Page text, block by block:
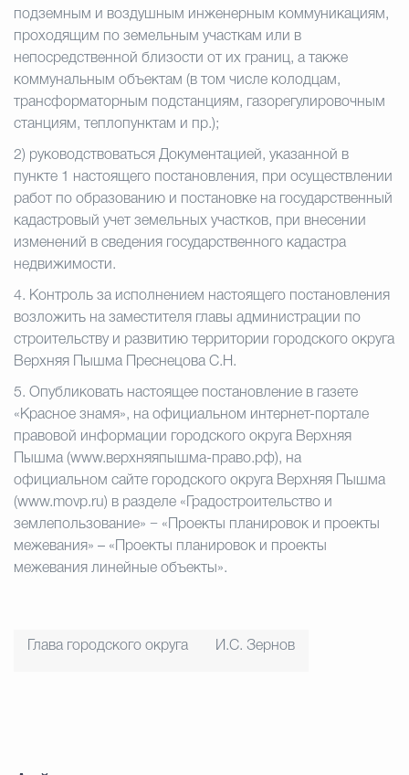
подземным и воздушным инженерным коммуникациям,
проходящим по земельным участкам или в
непосредственной близости от их границ, а также
коммунальным объектам (в том числе колодцам,
трансформаторным подстанциям, газорегулировочным
станциям, теплопунктам и пр.);
2) руководствоваться Документацией, указанной в
пункте 1 настоящего постановления, при осуществлении
работ по образованию и постановке на государственный
кадастровый учет земельных участков, при внесении
изменений в сведения государственного кадастра
недвижимости.
4. Контроль за исполнением настоящего постановления
возложить на заместителя главы администрации по
строительству и развитию территории городского округа
Верхняя Пышма Преснецова С.Н.
5. Опубликовать настоящее постановление в газете
«Красное знамя», на официальном интернет-портале
правовой информации городского округа Верхняя
Пышма (www.верхняяпышма-право.рф), на
официальном сайте городского округа Верхняя Пышма
(www.movp.ru) в разделе «Градостроительство и
землепользование» − «Проекты планировок и проекты
межевания» – «Проекты планировок и проекты
межевания линейные объекты».
Глава городского округа И.С. Зернов